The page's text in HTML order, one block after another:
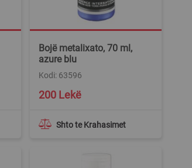
Bojë metalixato, 70 ml,
azure blu
Kodi: 63596
Shto te Krahasimet
200 Lekë